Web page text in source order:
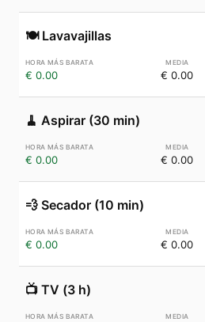
🍽️ Lavavajillas
€ 0.00 € 0.00
🧹 Aspirar (30 min)
€ 0.00 € 0.00
💨 Secador (10 min)
€ 0.00 € 0.00
📺 TV (3 h)